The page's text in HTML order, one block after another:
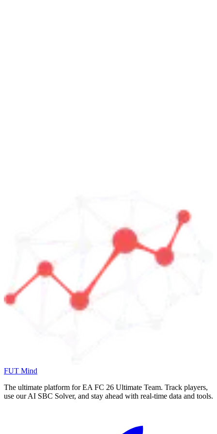
FUT Mind
The ultimate platform for EA FC 26 Ultimate Team. Track players,
use our AI SBC Solver, and stay ahead with real-time data and tools.